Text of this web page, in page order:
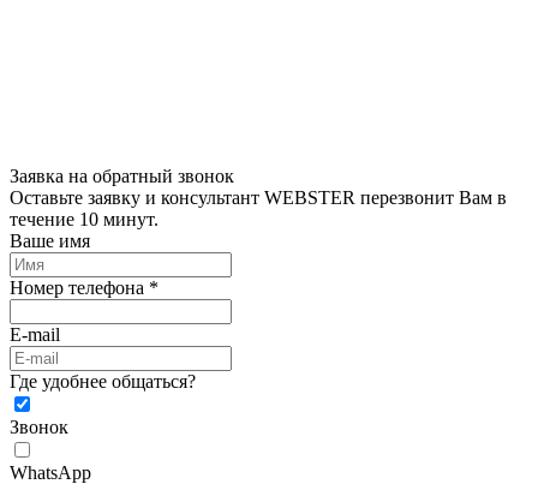
Заявка на обратный звонок
Оставьте заявку и консультант WEBSTER перезвонит Вам в
течение 10 минут.
Ваше имя
Номер телефона *
E-mail
Где удобнее общаться?
Звонок
WhatsApp